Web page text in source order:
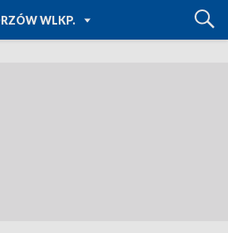
WLKP.
TVP REGIONY